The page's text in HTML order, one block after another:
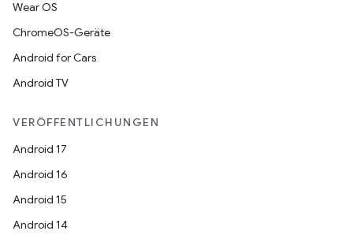
Wear OS
ChromeOS-Geräte
Android for Cars
Android TV
VERÖFFENTLICHUNGEN
Android 17
Android 16
Android 15
Android 14